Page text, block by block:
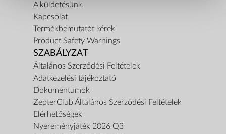
A küldetésünk
Kapcsolat
Termékbemutatót kérek
Product Safety Warnings
SZABÁLYZAT
Általános Szerződési Feltételek
Adatkezelési tájékoztató
Dokumentumok
ZepterClub Általános Szerződési Feltételek
Elérhetőségek
Nyereményjáték 2026 Q3